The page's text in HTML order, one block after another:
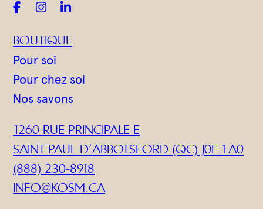
  
BOUTIQUE
Pour soi
Pour chez soi
Nos savons
1260 RUE PRINCIPALE E
SAINT-PAUL-D’ABBOTSFORD (QC) J0E 1A0
(888) 230-8918
INFO@KOSM.CA